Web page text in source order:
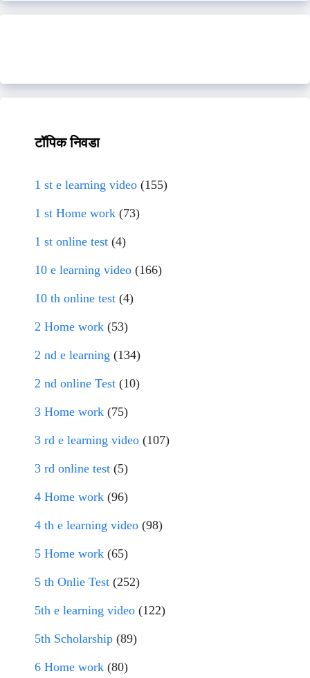
टॉपिक निवडा
1 st e learning video (155)
1 st Home work (73)
1 st online test (4)
10 e learning video (166)
10 th online test (4)
2 Home work (53)
2 nd e learning (134)
2 nd online Test (10)
3 Home work (75)
3 rd e learning video (107)
3 rd online test (5)
4 Home work (96)
4 th e learning video (98)
5 Home work (65)
5 th Onlie Test (252)
5th e learning video (122)
5th Scholarship (89)
6 Home work (80)